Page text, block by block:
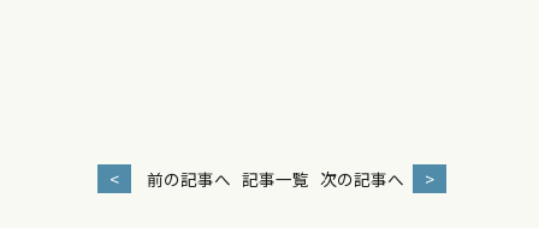
< 前の記事へ 記事一覧 次の記事へ >